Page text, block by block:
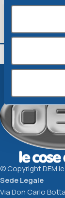
Bicchiere bibita
1,85€
© Copyright DEM
Sede Legale
Via Don Carlo